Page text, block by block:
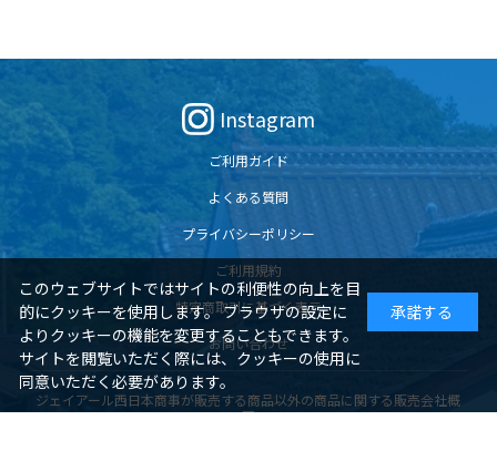
Instagram
ご利用ガイド
よくある質問
プライバシーポリシー
ご利用規約
特定商取引に基づく表示
お問い合わせ
ジェイアール西日本商事が販売する商品以外の商品に関する販売会社概
要
このウェブサイトではサイトの利便性の向上を目
的にクッキーを使用します。 ブラウザの設定に
よりクッキーの機能を変更することもできます。
サイトを閲覧いただく際には、クッキーの使用に
同意いただく必要があります。
承諾する